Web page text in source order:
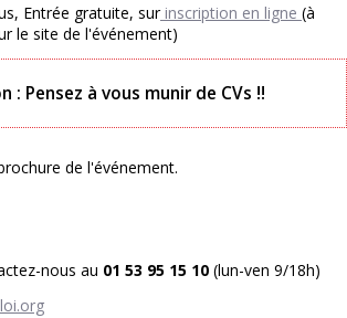
Entrée gratuite, surinscription en ligne (à
le site de l'événement)
: Pensez à vous munir de CVs !!
de l'événement.
nous au 01 53 95 15 10 (lun-ven 9/18h)